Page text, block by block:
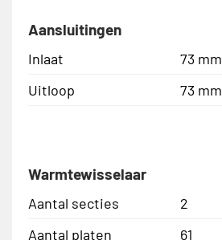
Aansluitingen
Inlaat
73 mm
Uitloop
73 mm
Warmtewisselaar
Aantal secties
2
Aantal platen
61